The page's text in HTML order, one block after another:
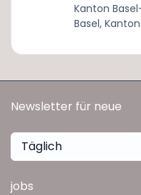
Kanton
Basel,
Newsletter für neue
Täglich
jobs